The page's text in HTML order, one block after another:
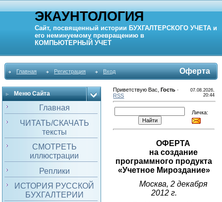
ЭКАУНТОЛОГИЯ
Сайт, посвященный истории БУХГАЛТЕРСКОГО УЧЕТА и
его неминуемому превращению в
КОМПЬЮТЕРНЫЙ УЧЕТ
Главная Регистрация Вход Оферта
Меню Сайта
Главная
ЧИТАТЬ/СКАЧАТЬ
тексты
СМОТРЕТЬ
иллюстрации
Реплики
ИСТОРИЯ РУССКОЙ
БУХГАЛТЕРИИ
Приветствую Вас ,Гость ·
RSS
07.08.2026,
20:44
Личка:
ОФЕРТА
на создание
программного продукта
«Учетное Мироздание»
Москва, 2 декабря
2012 г.